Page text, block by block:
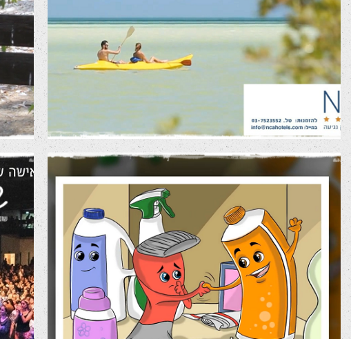
NCA Hotels – סרטון תדמית
סרטי שיווק לרשתות חברתיות סרטי תדמית
קיפ חוזר הביתה – סרטון גיוס המונים
סרטי מוצר והדרכה
סרטי שיווק לרשתות
חברתיות